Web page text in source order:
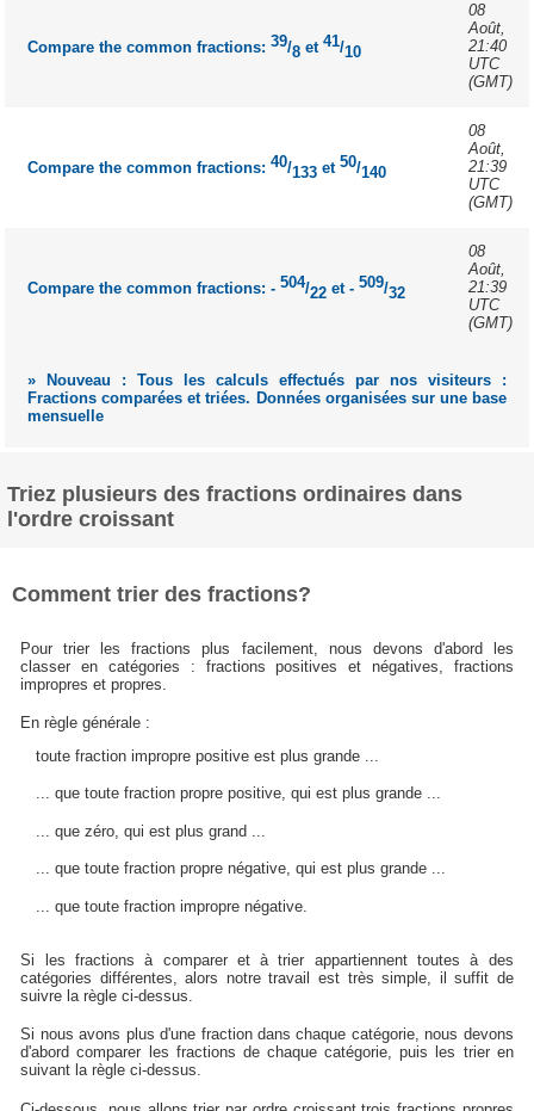
Compare the common fractions:39/8 et41/10
08
Août,
21:40
UTC
(GMT)
Compare the common fractions:40/133 et50/140
08
Août,
21:39
UTC
(GMT)
Compare the common fractions: -504/22 et -509/32
08
Août,
21:39
UTC
(GMT)
» Nouveau : Tous les calculs effectués par nos visiteurs :
Fractions comparées et triées. Données organisées sur une base
mensuelle
Triez plusieurs des fractions ordinaires dans
l'ordre croissant
Comment trier des fractions?
Pour trier les fractions plus facilement, nous devons d'abord les
classer en catégories : fractions positives et négatives, fractions
impropres et propres.
En règle générale :
toute fraction impropre positive est plus grande ...
... que toute fraction propre positive, qui est plus grande ...
... que zéro, qui est plus grand ...
... que toute fraction propre négative, qui est plus grande ...
... que toute fraction impropre négative.
Si les fractions à comparer et à trier appartiennent toutes à des
catégories différentes, alors notre travail est très simple, il suffit de
suivre la règle ci-dessus.
Si nous avons plus d'une fraction dans chaque catégorie, nous devons
d'abord comparer les fractions de chaque catégorie, puis les trier en
suivant la règle ci-dessus.